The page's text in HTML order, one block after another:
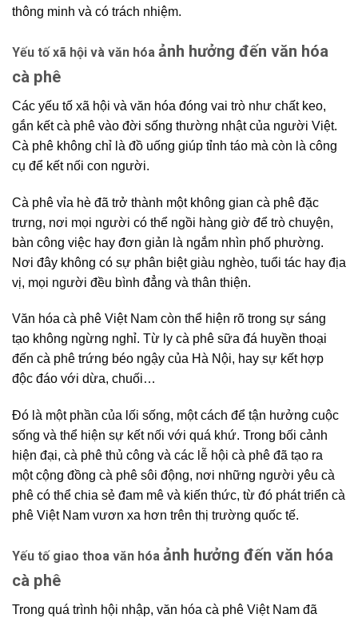
thông minh và có trách nhiệm.
Yếu tố xã hội và văn hóa ảnh hưởng đến văn hóa
cà phê
Các yếu tố xã hội và văn hóa đóng vai trò như chất keo,
gắn kết cà phê vào đời sống thường nhật của người Việt.
Cà phê không chỉ là đồ uống giúp tỉnh táo mà còn là công
cụ để kết nối con người.
Cà phê vỉa hè đã trở thành một không gian cà phê đặc
trưng, nơi mọi người có thể ngồi hàng giờ để trò chuyện,
bàn công việc hay đơn giản là ngắm nhìn phố phường.
Nơi đây không có sự phân biệt giàu nghèo, tuổi tác hay địa
vị, mọi người đều bình đẳng và thân thiện.
Văn hóa cà phê Việt Nam còn thể hiện rõ trong sự sáng
tạo không ngừng nghỉ. Từ ly cà phê sữa đá huyền thoại
đến cà phê trứng béo ngậy của Hà Nội, hay sự kết hợp
độc đáo với dừa, chuối…
Đó là một phần của lối sống, một cách để tận hưởng cuộc
sống và thể hiện sự kết nối với quá khứ. Trong bối cảnh
hiện đại, cà phê thủ công và các lễ hội cà phê đã tạo ra
mộtcộng đồng cà phê sôi động, nơi những người yêu cà
phê có thể chia sẻ đam mê và kiến thức, từ đó phát triển cà
phê Việt Nam vươn xa hơn trên thị trường quốc tế.
Yếu tố giao thoa văn hóa ảnh hưởng đến văn hóa
cà phê
Trong quá trình hội nhập, văn hóa cà phê Việt Nam đã